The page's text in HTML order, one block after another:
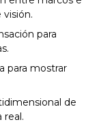
para
para mostrar
de
real.